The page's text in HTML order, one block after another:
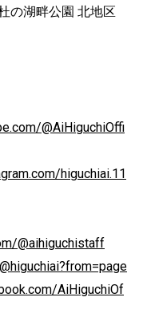
の湖畔公園 北地区
@AiHiguchiOffi
higuchiai.11
@aihiguchistaff
AiHiguchiOf